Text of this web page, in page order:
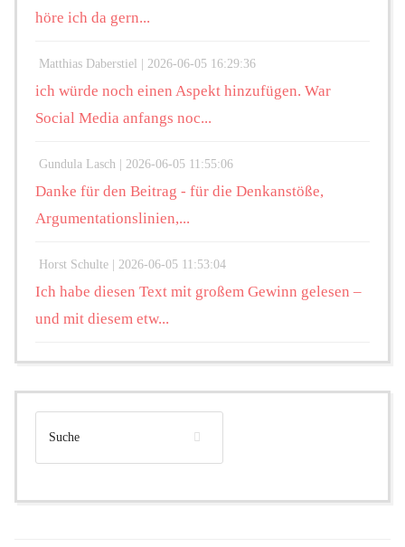
höre ich da gern...
Matthias Daberstiel | 2026-06-05 16:29:36
ich würde noch einen Aspekt hinzufügen. War
Social Media anfangs noc...
Gundula Lasch | 2026-06-05 11:55:06
Danke für den Beitrag - für die Denkanstöße,
Argumentationslinien,...
Horst Schulte | 2026-06-05 11:53:04
Ich habe diesen Text mit großem Gewinn gelesen –
und mit diesem etw...